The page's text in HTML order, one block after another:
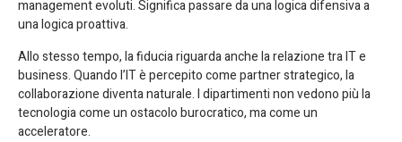
management evoluti. Significa passare da una logica difensiva a
una logica proattiva.
Allo stesso tempo, la fiducia riguarda anche la relazione tra IT e
business. Quando l’IT è percepito come partner strategico, la
collaborazione diventa naturale. I dipartimenti non vedono più la
tecnologia come un ostacolo burocratico, ma come un
acceleratore.